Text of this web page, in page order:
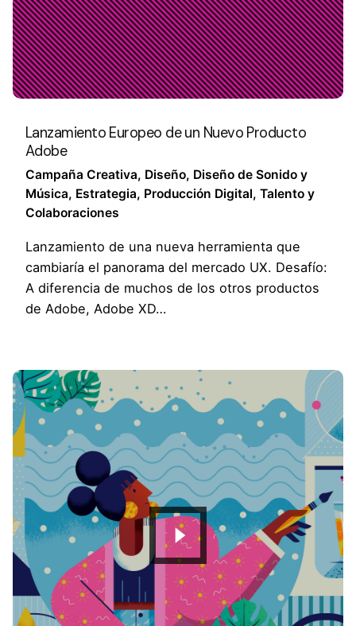
Lanzamiento Europeo de un Nuevo Producto
Adobe
Campaña Creativa Diseño Diseño de Sonido y
Música Estrategia Producción Digital Talento y
Colaboraciones
Lanzamiento de una nueva herramienta que
cambiaría el panorama del mercado UX. Desafío:
A diferencia de muchos de los otros productos
de Adobe, Adobe XD…